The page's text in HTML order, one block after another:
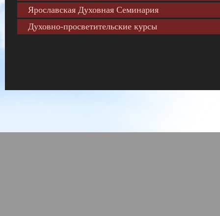
Ярославская Духовная Семинария
Духовно-просветительские курсы